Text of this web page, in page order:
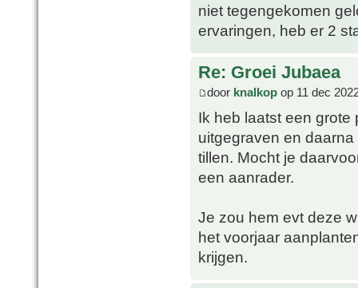
niet tegengekomen
ervaringen, heb er 2
Re: Groei Jubaea
door knalkop op 11 dec
Ik heb laatst een grote
uitgegraven en
tillen. Mocht je
een aanrader.
Je zou hem evt deze
het voorjaar
krijgen.